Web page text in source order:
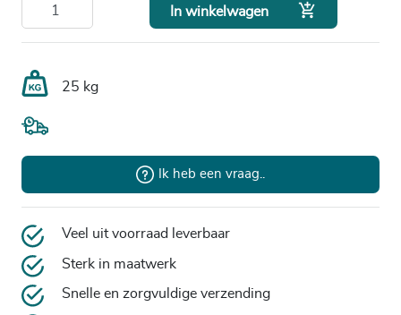
In winkelwagen 
25 kg
Ik heb een vraag..
Veel uit voorraad leverbaar
Sterk in maatwerk
Snelle en zorgvuldige verzending